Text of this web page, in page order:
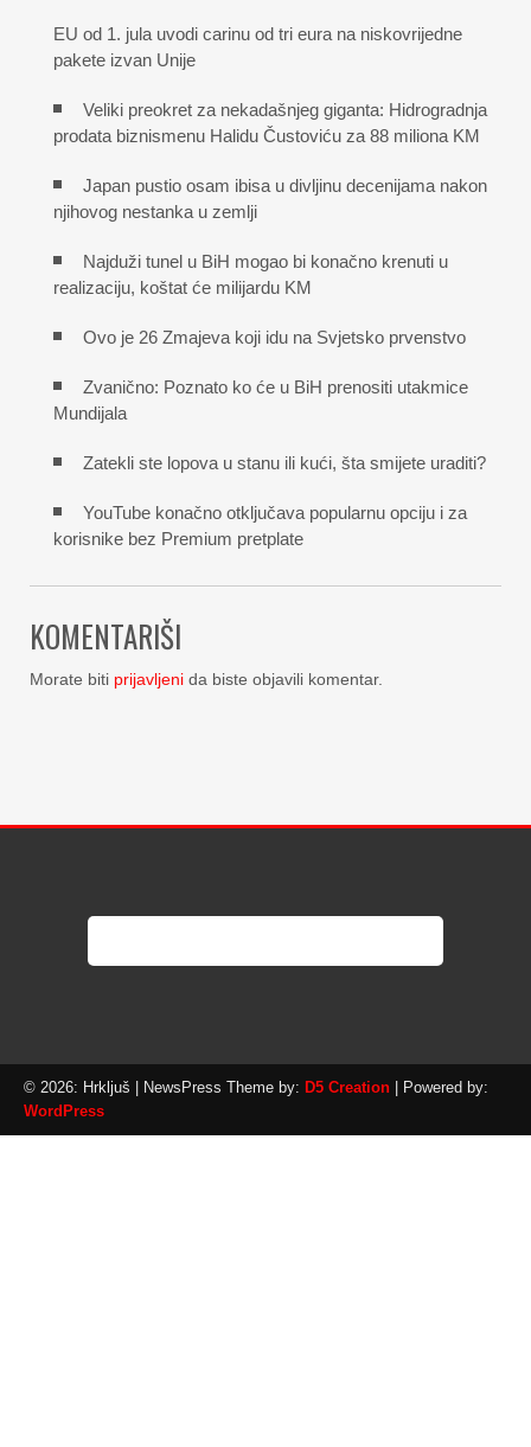
EU od 1. jula uvodi carinu od tri eura na niskovrijedne
pakete izvan Unije
Veliki preokret za nekadašnjeg giganta: Hidrogradnja
prodata biznismenu Halidu Čustoviću za 88 miliona KM
Japan pustio osam ibisa u divljinu decenijama nakon
njihovog nestanka u zemlji
Najduži tunel u BiH mogao bi konačno krenuti u
realizaciju, koštat će milijardu KM
Ovo je 26 Zmajeva koji idu na Svjetsko prvenstvo
Zvanično: Poznato ko će u BiH prenositi utakmice
Mundijala
Zatekli ste lopova u stanu ili kući, šta smijete uraditi?
YouTube konačno otključava popularnu opciju i za
korisnike bez Premium pretplate
KOMENTARIŠI
Morate biti prijavljeni da biste objavili komentar.
© 2026: Hrkljuš | NewsPress Theme by: D5 Creation | Powered by:
WordPress